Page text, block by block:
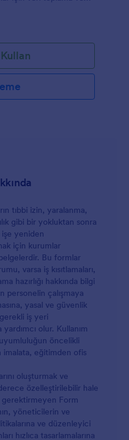
tıbbi izin, yaralanma,
gibi bir yokluktan sonra
yeniden
için kurumlar
Bu formlar
varsa iş kısıtlamaları,
hazırlığı hakkında bilgi
personelin çalışmaya
yasal ve güvenlik
iş yeri
olur. Kullanım
uyumluluğun öncelikli
imalata, eğitimden ofis
oluşturmak ve
özelleştirilebilir hale
Form
yöneticilerin ve
ve düzenleyici
hızlıca tasarlamalarına